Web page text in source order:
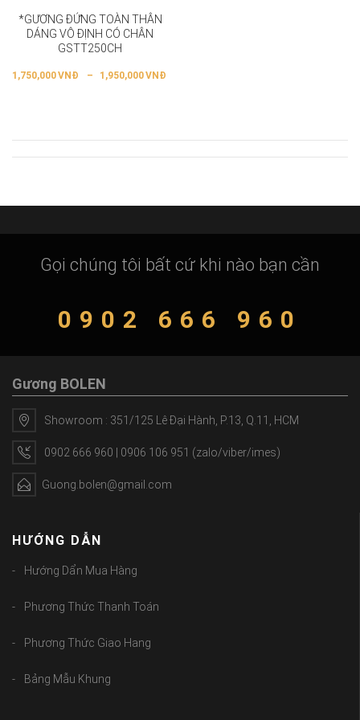
*GƯƠNG ĐỨNG TOÀN THÂN
DÁNG VÔ ĐỊNH CÓ CHÂN
GSTT250CH
1,750,000VNĐ – 1,950,000VNĐ
Gọi chúng tôi bất cứ khi nào bạn cần
0902 666 960
Gương BOLEN
Showroom : 351/125 Lê Đại Hành, P.13, Q.11, HCM
0902 666 960 | 0906 106 951 (zalo/viber/imes)
Guong.bolen@gmail.com
HƯỚNG DẪN
Hướng Dẩn Mua Hàng
Phương Thức Thanh Toán
Phương Thức Giao Hang
Bảng Mẫu Khung